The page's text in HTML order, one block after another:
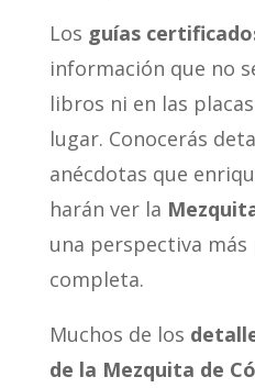
Los guías
información que no
libros ni en las
lugar. Conocerás
anécdotas que
harán ver la
una perspectiva
completa.
Muchos de los
de la Mezquita de